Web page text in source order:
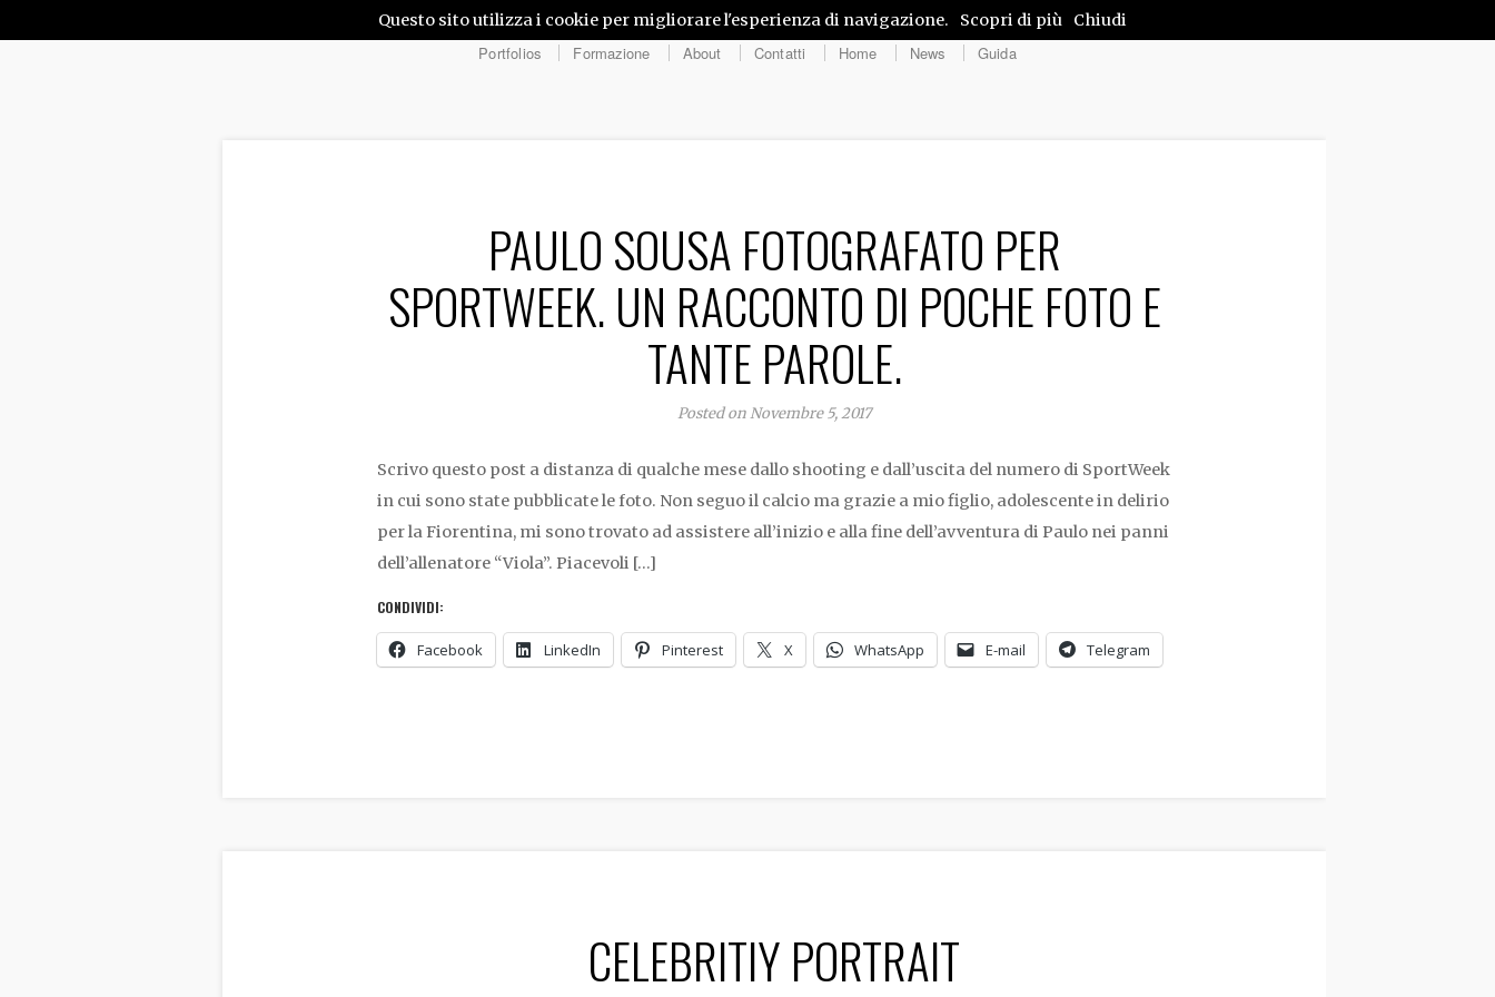
Portfolios Formazione About Contatti Home News Guida
PAULO SOUSA FOTOGRAFATO PER
SPORTWEEK. UN RACCONTO DI POCHE FOTO E
TANTE PAROLE.
Posted on Novembre 5, 2017
Scrivo questo post a distanza di qualche mese dallo shooting e dall’uscita del numero di SportWeek
in cui sono state pubblicate le foto. Non seguo il calcio ma grazie a mio figlio, adolescente in delirio
per la Fiorentina, mi sono trovato ad assistere all’inizio e alla fine dell’avventura di Paulo nei panni
dell’allenatore “Viola”. Piacevoli […]
CONDIVIDI:
Facebook LinkedIn Pinterest X WhatsApp E-mail Telegram
CELEBRITIY PORTRAIT
Questo sito utilizza i cookie per migliorare l'esperienza di navigazione. Scopri di più Chiudi